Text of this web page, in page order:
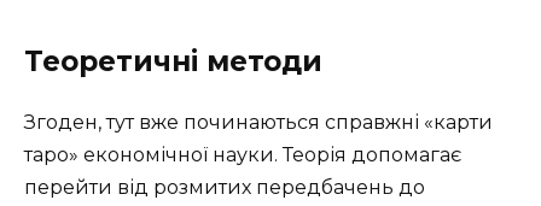
Теоретичні методи
Згоден, тут вже починаються справжні «карти
таро» економічної науки. Теорія допомагає
перейти від розмитих передбачень до